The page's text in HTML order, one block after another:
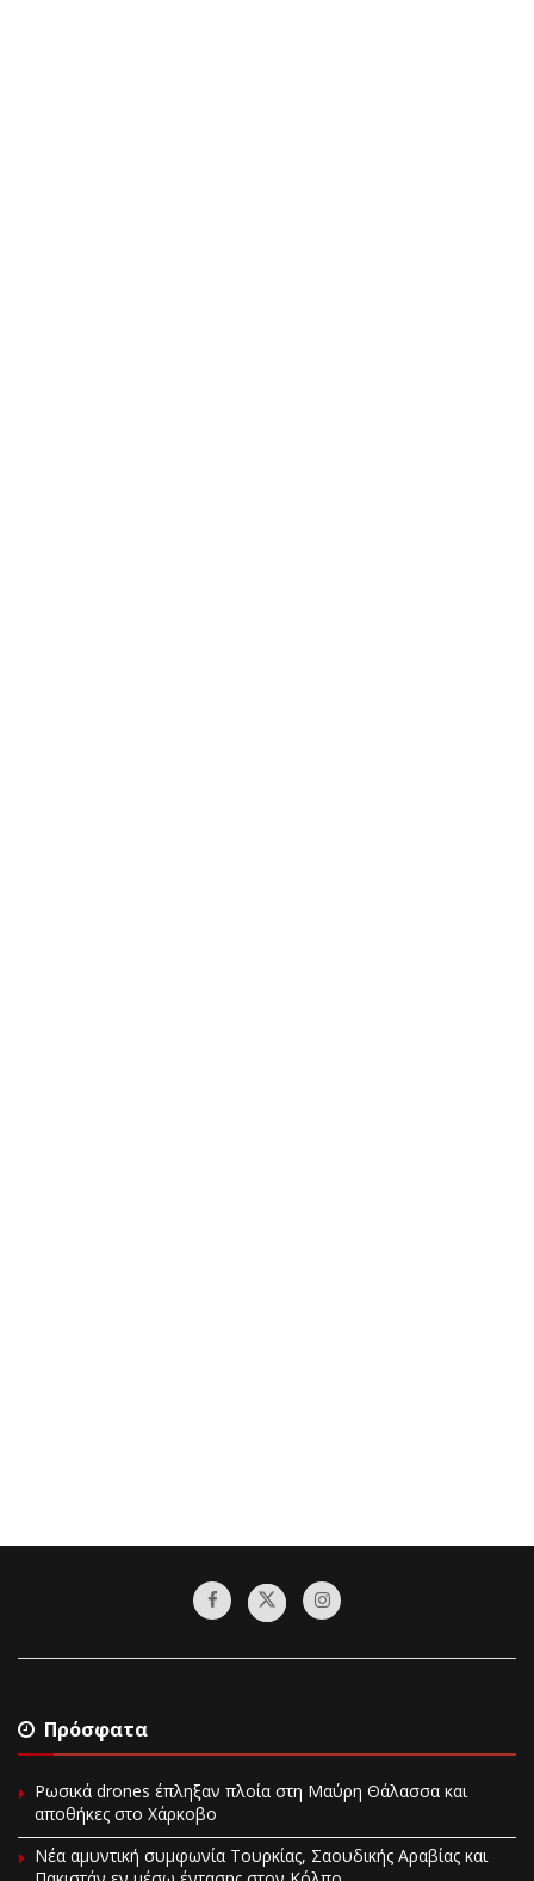
Πρόσφατα
Ρωσικά drones έπληξαν πλοία στη Μαύρη Θάλασσα και
αποθήκες στο Χάρκοβο
Νέα αμυντική συμφωνία Τουρκίας, Σαουδικής Αραβίας και